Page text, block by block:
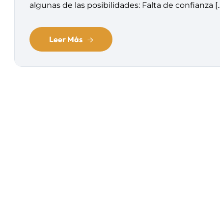
algunas de las posibilidades: Falta de confianza
Leer Más